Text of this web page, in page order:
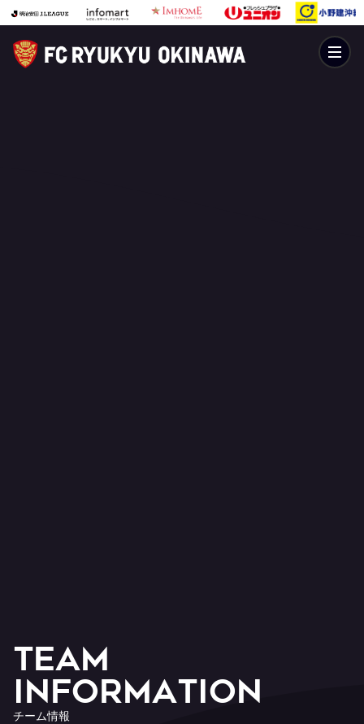
TEAM
Information
チーム情報